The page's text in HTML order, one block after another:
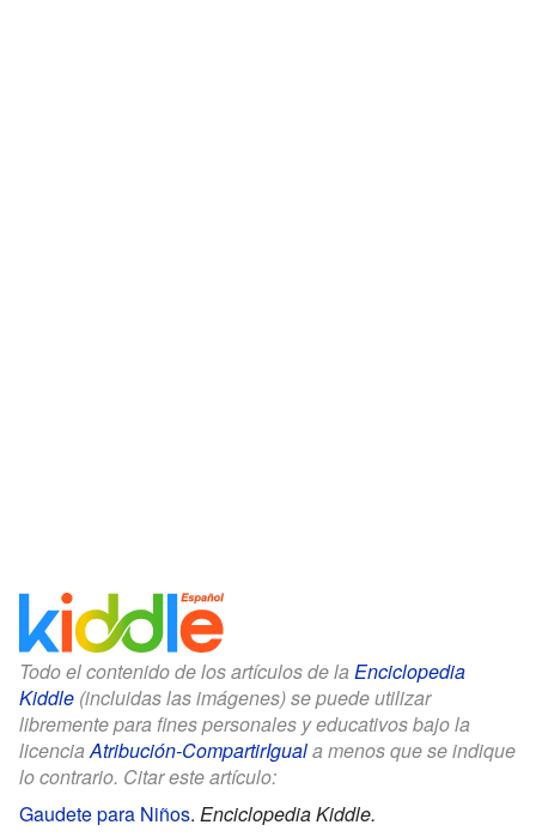
Todo el contenido de los artículos de la Enciclopedia
Kiddle (incluidas las imágenes) se puede utilizar
libremente para fines personales y educativos bajo la
licenciaAtribución-CompartirIguala menos que se indique
lo contrario. Citar este artículo:
Gaudete para Niños. Enciclopedia Kiddle.